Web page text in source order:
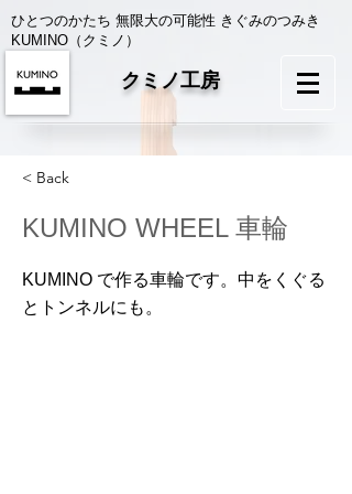
ひとつのかたち 無限大の可能性 きぐみのつみき
KUMINO（クミノ）
クミノ工房
< Back
KUMINO WHEEL 車輪
KUMINO で作る車輪です。中をくぐる
とトンネルにも。